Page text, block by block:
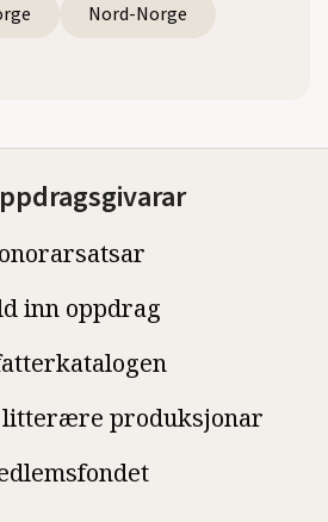
Nord-Norge
inn oppdrag
litterære produksjonar